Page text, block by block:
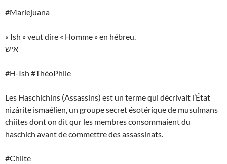
#Mariejuana
« Ish » veut dire « Homme » en hébreu.
איש
#H-Ish #ThéoPhile
Les Haschichins (Assassins) est un terme qui décrivait l’État
nizârite ismaélien, un groupe secret ésotérique de musulmans
chiites dont on dit qur les membres consommaient du
haschich avant de commettre des assassinats.
#Chiite